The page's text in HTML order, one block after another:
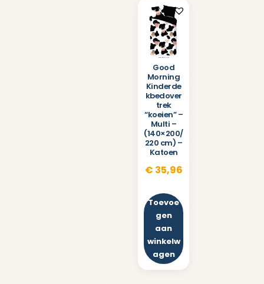
Good
Morning
Kinderde
kbedover
trek
“koeien” –
Multi –
(140×200/
220 cm) –
Katoen
€ 35,96
Toevoe
gen
aan
winkelw
agen